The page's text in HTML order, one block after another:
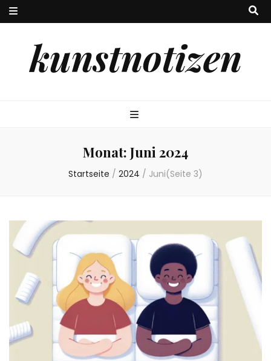
kunstnotizen
Monat: Juni 2024
Startseite / 2024 / Juni(Seite 3)